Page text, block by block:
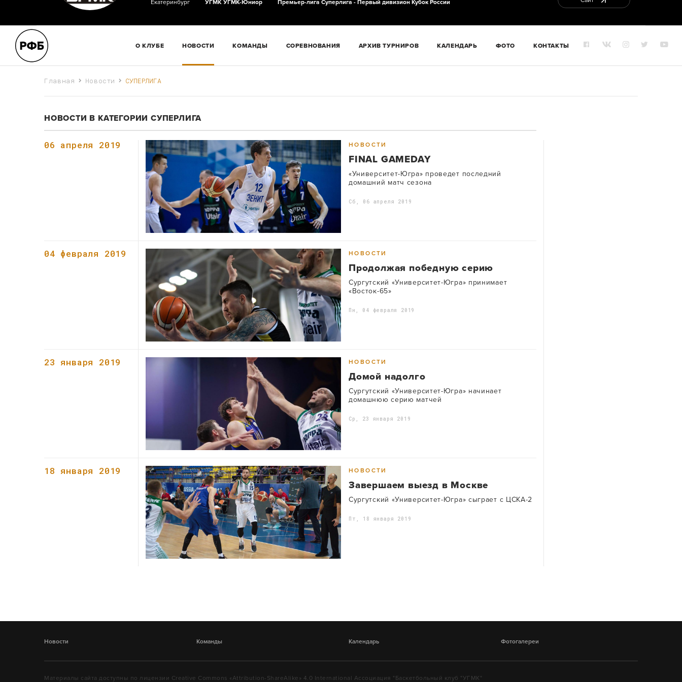
Екатеринбург
УГМК УГМК-Юниор
Премьер-лига Суперлига - Первый дивизион Кубок России
О КЛУБЕ НОВОСТИ КОМАНДЫ СОРЕВНОВАНИЯ АРХИВ ТУРНИРОВ КАЛЕНДАРЬ ФОТО КОНТАКТЫ
Главная Новости СУПЕРЛИГА
НОВОСТИ В КАТЕГОРИИ СУПЕРЛИГА
06 апреля 2019 НОВОСТИ
FINAL GAMEDAY
«Университет-Югра» проведет последний
домашний матч сезона
Сб, 06 апреля 2019
04 февраля 2019 НОВОСТИ
Продолжая победную серию
Сургутский «Университет-Югра» принимает
«Восток-65»
Пн, 04 февраля 2019
23 января 2019 НОВОСТИ
Домой надолго
Сургутский «Университет-Югра» начинает
домашнюю серию матчей
Ср, 23 января 2019
18 января 2019 НОВОСТИ
Завершаем выезд в Москве
Сургутский «Университет-Югра» сыграет с ЦСКА-2
Пт, 18 января 2019
Новости Команды Календарь Фотогалереи
Материалы сайта доступны по лицензии Creative Commons «Attribution-ShareAlike» 4.0 International Ассоциация "Баскетбольный клуб "УГМК"